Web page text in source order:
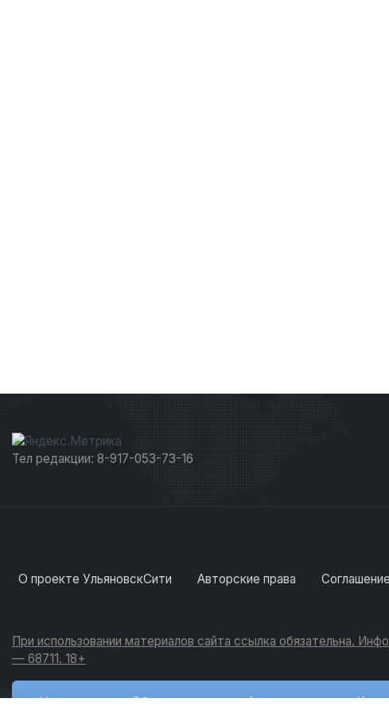
Тел редакции: 8-917-053-73-16
О проекте УльяновскСити Авторские права Соглашение
При использовании материалов сайта ссылка обязательна.
— 68711. 18+
Новости Обсуждения Активность